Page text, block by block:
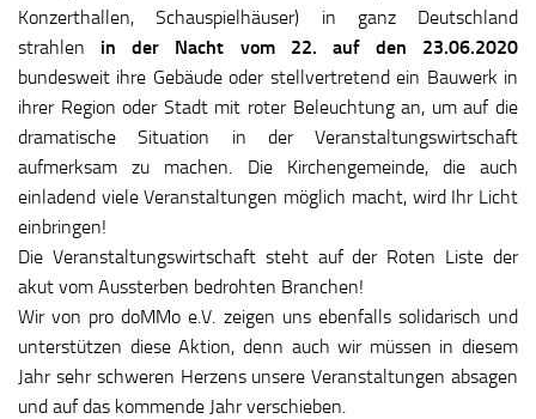
Konzerthallen, Schauspielhäuser) in ganz Deutschland
strahlen in der Nacht vom 22. auf den 23.06.2020
bundesweit ihre Gebäude oder stellvertretend ein Bauwerk in
ihrer Region oder Stadt mit roter Beleuchtung an, um auf die
dramatische Situation in der Veranstaltungswirtschaft
aufmerksam zu machen. Die Kirchengemeinde, die auch
einladend viele Veranstaltungen möglich macht, wird Ihr Licht
einbringen!
Die Veranstaltungswirtschaft steht auf der Roten Liste der
akut vom Aussterben bedrohten Branchen!
Wir von pro doMMo e.V. zeigen uns ebenfalls solidarisch und
unterstützen diese Aktion, denn auch wir müssen in diesem
Jahr sehr schweren Herzens unsere Veranstaltungen absagen
und auf das kommende Jahr verschieben.